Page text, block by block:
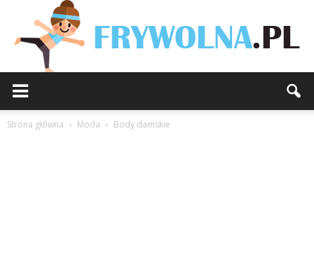
Strona główna Moda Body damskie